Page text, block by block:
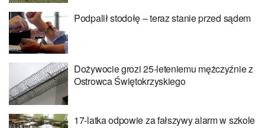
Podpalił stodołę – teraz stanie przed sądem
Dożywocie grozi 25-leteniemu mężczyźnie z
Ostrowca Świętokrzyskiego
17-latka odpowie za fałszywy alarm w szkole